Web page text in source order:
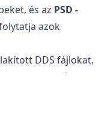
és az PSD -
azok
DDS fájlokat,
webes és